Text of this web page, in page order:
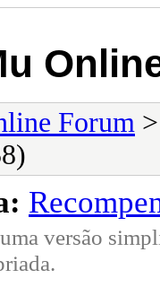
Forum
versão